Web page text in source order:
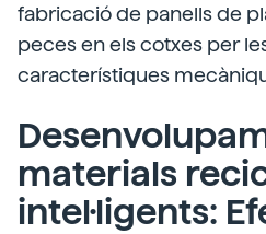
fabricació de panells de
peces en els cotxes per
característiques
materials
intel·ligents: